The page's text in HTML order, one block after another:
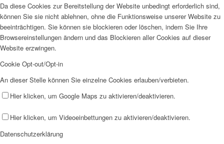
Da diese Cookies zur Bereitstellung der Website unbedingt erforderlich sind,
können Sie sie nicht ablehnen, ohne die Funktionsweise unserer Website zu
beeinträchtigen. Sie können sie blockieren oder löschen, indem Sie Ihre
Browsereinstellungen ändern und das Blockieren aller Cookies auf dieser
Website erzwingen.
Cookie Opt-out/Opt-in
An dieser Stelle können Sie einzelne Cookies erlauben/verbieten.
Hier klicken, um Google Maps zu aktivieren/deaktivieren.
Hier klicken, um Videoeinbettungen zu aktivieren/deaktivieren.
Datenschutzerklärung